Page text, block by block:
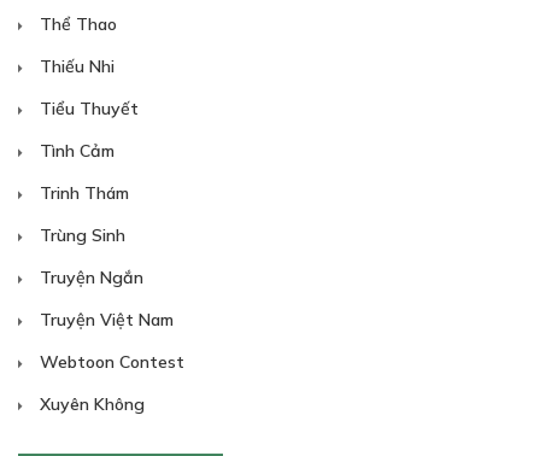
Thể Thao
Thiếu Nhi
Tiểu Thuyết
Tình Cảm
Trinh Thám
Trùng Sinh
Truyện Ngắn
Truyện Việt Nam
Webtoon Contest
Xuyên Không